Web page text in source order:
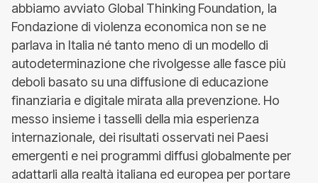
abbiamo avviato Global Thinking Foundation, la
Fondazione di violenza economica non se ne
parlava in Italia né tanto meno di un modello di
autodeterminazione che rivolgesse alle fasce più
deboli basato su una diffusione di educazione
finanziaria e digitale mirata alla prevenzione. Ho
messo insieme i tasselli della mia esperienza
internazionale, dei risultati osservati nei Paesi
emergenti e nei programmi diffusi globalmente per
adattarli alla realtà italiana ed europea per portare